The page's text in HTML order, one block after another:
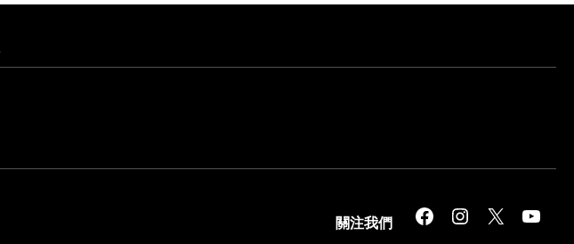
關注我們 Facebook Instagram X YouTube